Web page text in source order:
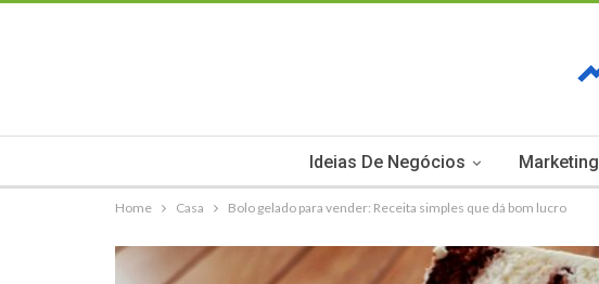
Ideias De Negócios Marketing
Home Casa Bolo gelado para vender: Receita simples que dá bom lucro